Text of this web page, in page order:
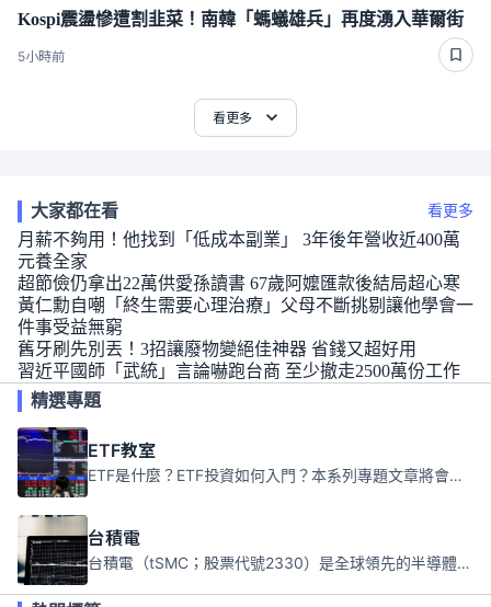
Kospi震盪慘遭割韭菜！南韓「螞蟻雄兵」再度湧入華爾街
5小時前
看更多
大家都在看 看更多
月薪不夠用！他找到「低成本副業」 3年後年營收近400萬
元養全家
超節儉仍拿出22萬供愛孫讀書 67歲阿嬤匯款後結局超心寒
黃仁勳自嘲「終生需要心理治療」父母不斷挑剔讓他學會一
件事受益無窮
舊牙刷先別丟！3招讓廢物變絕佳神器 省錢又超好用
習近平國師「武統」言論嚇跑台商 至少撤走2500萬份工作
精選專題
ETF教室
ETF是什麼？ETF投資如何入門？本系列專題文章將會告訴你新手必須知道的ETF基礎知識。
台積電
台積電（tSMC；股票代號2330）是全球領先的半導體代工公司，成立於1987年，總部位於台灣新竹。且已於美國、日本、德國及中國設廠，台積電是全球首家專業積體電路製造服務公司，也是全球最先進和最大規模的半導體代工廠。